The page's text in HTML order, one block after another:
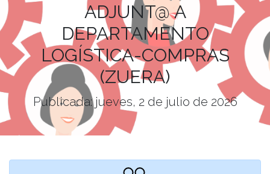
ADJUNT@ A
DEPARTAMENTO
LOGÍSTICA-COMPRAS
(ZUERA)
Publicada: jueves, 2 de julio de 2026